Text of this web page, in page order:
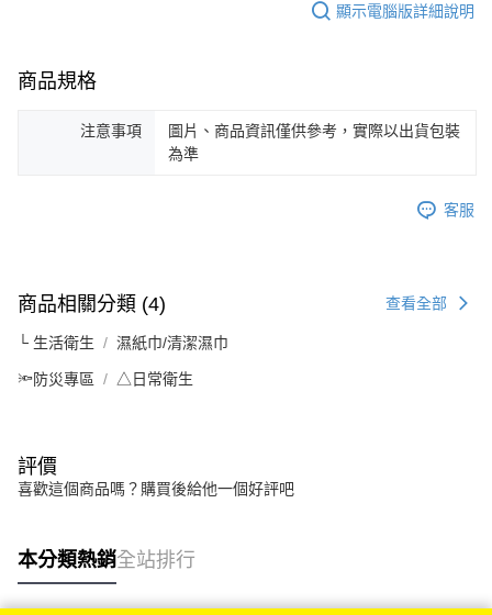
顯示電腦版詳細說明
商品規格
注意事項
圖片、商品資訊僅供參考，實際以出貨包裝
為準
客服
商品相關分類 (4) 查看全部
└ 生活衛生 濕紙巾/清潔濕巾
🔦防災專區 △日常衛生
評價
喜歡這個商品嗎？購買後給他一個好評吧
本分類熱銷全站排行